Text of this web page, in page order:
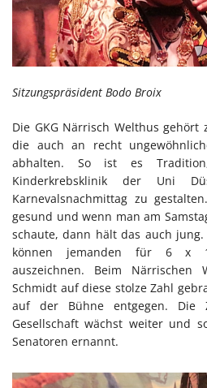
Sitzungspräsident Bodo Broix
Die GKG Närrisch Welthus gehört
die auch an recht
abhalten. So ist es
Kinderkrebsklinik der Uni
Karnevalsnachmittag zu
gesund und wenn man am
schaute, dann hält das auch
können jemanden für 6 x
auszeichnen. Beim Närrischen
Schmidt auf diese stolze Zahl
auf der Bühne entgegen. Die
Gesellschaft wächst weiter und
Senatoren ernannt.